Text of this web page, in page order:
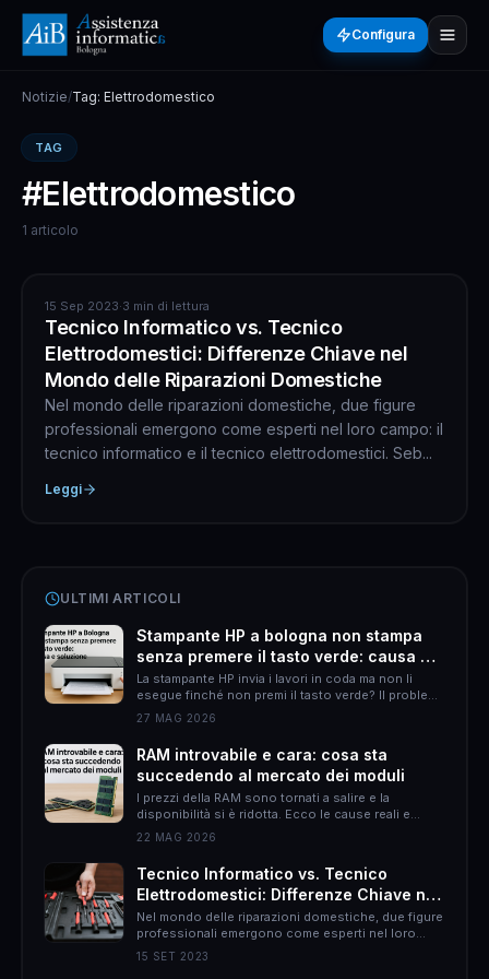
Configura
Notizie/Tag: Elettrodomestico
TAG
#Elettrodomestico
1 articolo
INFORMATICA
15 Sep 2023·3 min di lettura
Tecnico Informatico vs. Tecnico
Elettrodomestici: Differenze Chiave nel
Mondo delle Riparazioni Domestiche
Nel mondo delle riparazioni domestiche, due figure
professionali emergono come esperti nel loro campo: il
tecnico informatico e il tecnico elettrodomestici. Seb...
Leggi
ULTIMI ARTICOLI
Stampante HP a bologna non stampa
senza premere il tasto verde: causa e
soluzione
La stampante HP invia i lavori in coda ma non li
esegue finché non premi il tasto verde? Il problema
è quasi sempre HP Smart. Ecco come risolverlo
27 MAG 2026
RAM introvabile e cara: cosa sta
succedendo al mercato dei moduli
I prezzi della RAM sono tornati a salire e la
disponibilità si è ridotta. Ecco le cause reali e
come muoversi per non spendere il doppio.
22 MAG 2026
Tecnico Informatico vs. Tecnico
Elettrodomestici: Differenze Chiave nel
Mondo delle Riparazioni Domestiche
Nel mondo delle riparazioni domestiche, due figure
professionali emergono come esperti nel loro
campo: il tecnico informatico e il tecnico
15 SET 2023